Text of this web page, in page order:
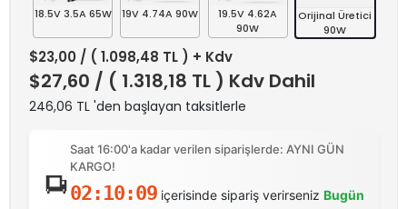
18.5V 3.5A 65W 19V 4.74A 90W
19.5V 4.62A
90W
Orijinal Üretici
90W
$23,00 / ( 1.098,48 TL ) + Kdv
$27,60 / ( 1.318,18 TL ) Kdv Dahil
246,06 TL 'den başlayan taksitlerle
Saat 16:00'a kadar verilen siparişlerde: AYNI GÜN
KARGO!
02:10:09içerisinde sipariş verirseniz Bugün